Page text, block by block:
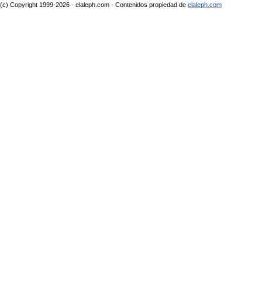
(c) Copyright 1999-2026 - elaleph.com - Contenidos propiedad de elaleph.com